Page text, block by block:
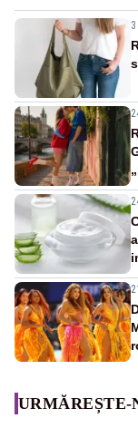
URMĂREȘTE-